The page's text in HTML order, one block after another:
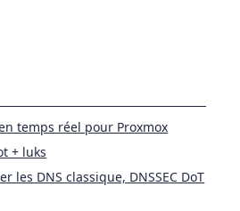
temps réel pour Proxmox
+ luks
les DNS classique, DNSSEC DoT